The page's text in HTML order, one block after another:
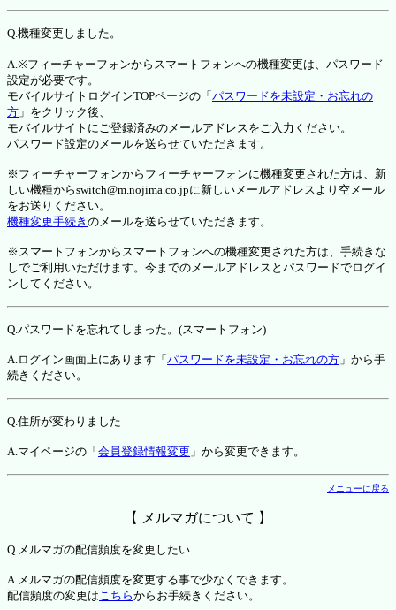
Q.機種変更しました。
A.※フィーチャーフォンからスマートフォンへの機種変更は、パスワード
設定が必要です。
モバイルサイトログインTOPページの「 パスワードを未設定・お忘れの
方 」をクリック後、
モバイルサイトにご登録済みのメールアドレスをご入力ください。
パスワード設定のメールを送らせていただきます。
※フィーチャーフォンからフィーチャーフォンに機種変更された方は、新
しい機種からswitch@m.nojima.co.jpに新しいメールアドレスより空メール
をお送りください。
機種変更手続き のメールを送らせていただきます。
※スマートフォンからスマートフォンへの機種変更された方は、手続きな
しでご利用いただけます。今までのメールアドレスとパスワードでログイ
ンしてください。
Q.パスワードを忘れてしまった。(スマートフォン)
A.ログイン画面上にあります「 パスワードを未設定・お忘れの方 」から手
続きください。
Q.住所が変わりました
A.マイページの「 会員登録情報変更 」から変更できます。
メニューに戻る
【 メルマガについて 】
Q.メルマガの配信頻度を変更したい
A.メルマガの配信頻度を変更する事で少なくできます。
配信頻度の変更はこちらからお手続きください。